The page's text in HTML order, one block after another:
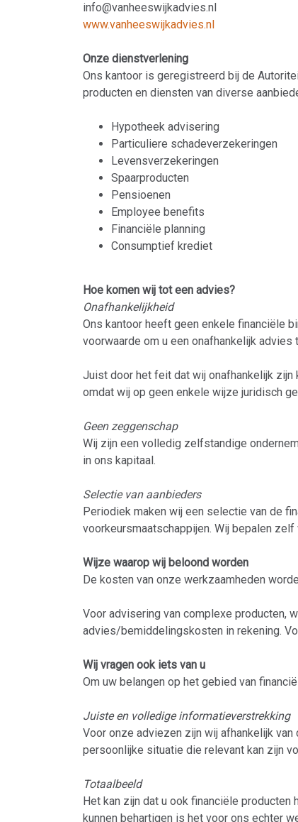
info@vanheeswijkadvies.nl
www.vanheeswijkadvies.nl
Onze dienstverlening
Ons kantoor is geregistreerd bij de
producten en diensten van diverse
Hypotheek advisering
Particuliere schadeverzekeringen
Levensverzekeringen
Spaarproducten
Pensioenen
Employee benefits
Financiële planning
Consumptief krediet
Hoe komen wij tot een advies?
Onafhankelijkheid
Ons kantoor heeft geen enkele financiële
voorwaarde om u een onafhankelijk advies
Juist door het feit dat wij onafhankelijk zijn
omdat wij op geen enkele wijze juridisch
Geen zeggenschap
Wij zijn een volledig zelfstandige
in ons kapitaal.
Selectie van aanbieders
Periodiek maken wij een selectie van de
voorkeursmaatschappijen. Wij bepalen
Wijze waarop wij beloond worden
De kosten van onze werkzaamheden
Voor advisering van complexe producten,
advies/bemiddelingskosten in rekening.
Wij vragen ook iets van u
Om uw belangen op het gebied van
Juiste en volledige informatieverstrekking
Voor onze adviezen zijn wij afhankelijk
persoonlijke situatie die relevant kan zijn
Totaalbeeld
Het kan zijn dat u ook financiële
kunnen behartigen is het voor ons echter